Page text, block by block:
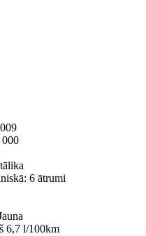
000
6 ātrumi
6,7 l/100km